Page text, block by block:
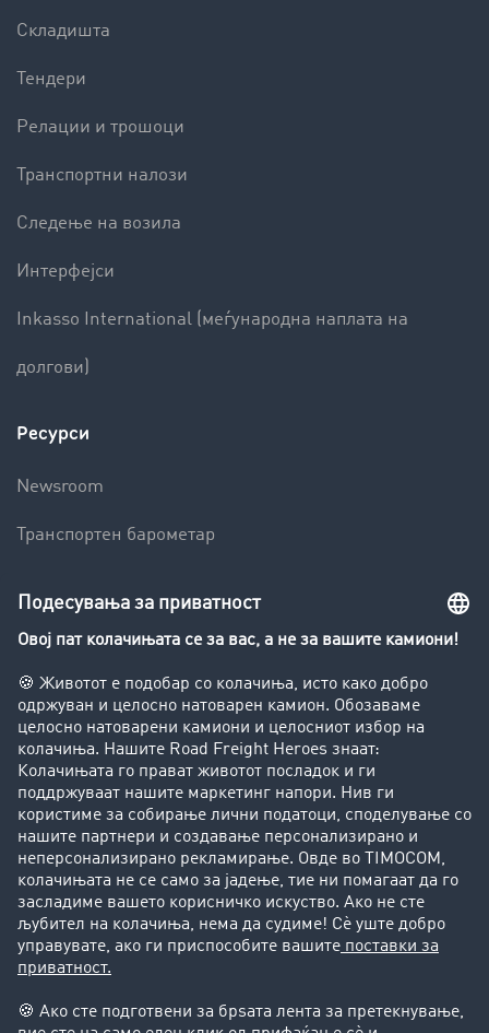
Складишта
Тендери
Релации и трошоци
Транспортни налози
Следење на возила
Интерфејси
Inkasso International (меѓународна наплата на
долгови)
Ресурси
Newsroom
Транспортен барометар
Увид во транспортната берза
Забрани за возење на камиони
Фирма
Преку клиенти до нови клиенти
Успешни приказни
Поддршка
Поддршка
Правни прашања